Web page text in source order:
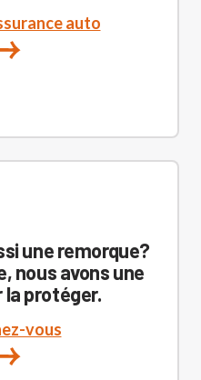
auto
une remorque?
nous avons une
la protéger.
vous